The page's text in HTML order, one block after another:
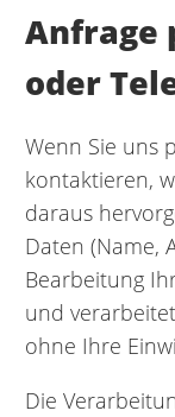
Anfrage
oder
Wenn Sie uns
kontaktieren,
daraus
Daten (Name,
Bearbeitung
und
ohne Ihre
Die